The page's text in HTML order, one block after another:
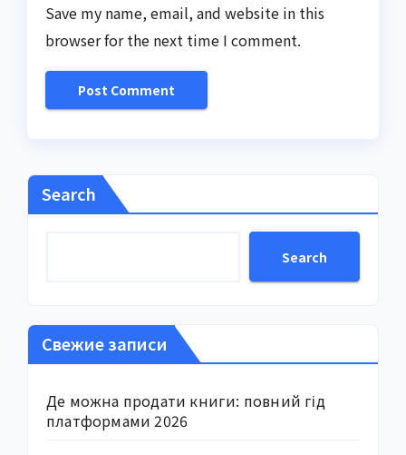
Save my name, email, and website in this
browser for the next time I comment.
Search
Search
Свежие записи
Де можна продати книги: повний гід
платформами 2026